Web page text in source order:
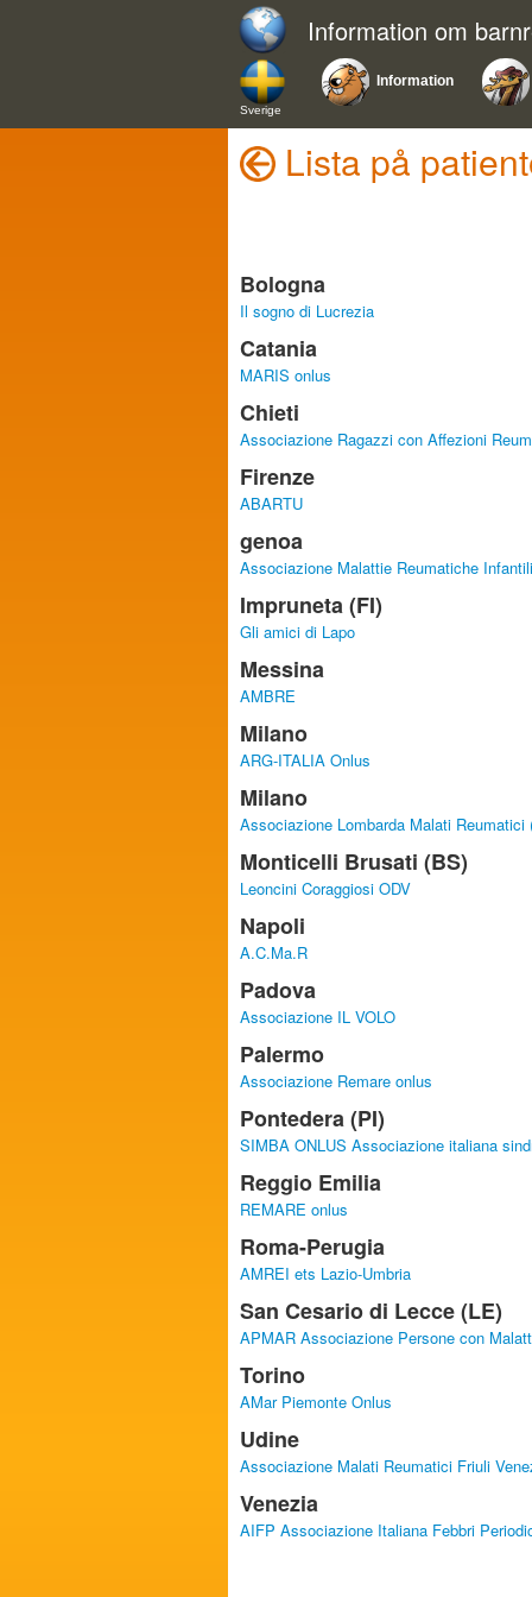
Information om
Sverige
Information
Lista på
Bologna
Il sogno di Lucrezia
Catania
MARIS onlus
Chieti
Associazione Ragazzi con Affezioni
Firenze
ABARTU
genoa
Associazione Malattie Reumatiche
Impruneta (FI)
Gli amici di Lapo
Messina
AMBRE
Milano
ARG-ITALIA Onlus
Milano
Associazione Lombarda Malati Reumatici
Monticelli Brusati (BS)
Leoncini Coraggiosi ODV
Napoli
A.C.Ma.R
Padova
Associazione IL VOLO
Palermo
Associazione Remare onlus
Pontedera (PI)
SIMBA ONLUS Associazione italiana
Reggio Emilia
REMARE onlus
Roma-Perugia
AMREI ets Lazio-Umbria
San Cesario di Lecce (LE)
APMAR Associazione Persone con
Torino
AMar Piemonte Onlus
Udine
Associazione Malati Reumatici Friuli
Venezia
AIFP Associazione Italiana Febbri